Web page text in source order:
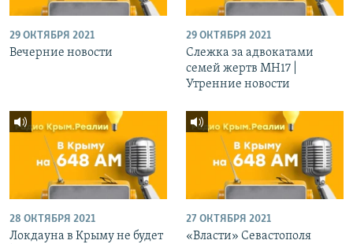
29 ОКТЯБРЯ 2021
Вечерние новости
29 ОКТЯБРЯ 2021
Слежка за адвокатами
семей жертв МН17 |
Утренние новости
28 ОКТЯБРЯ 2021
Локдауна в Крыму не будет
27 ОКТЯБРЯ 2021
«Власти» Севастополя